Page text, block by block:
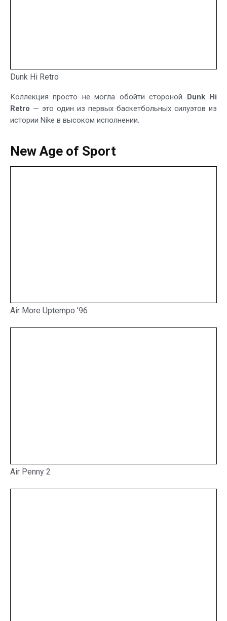
Dunk Hi Retro
Коллекция просто не могла обойти стороной Dunk Hi
Retro — это один из первых баскетбольных силуэтов из
истории Nike в высоком исполнении.
New Age of Sport
Air More Uptempo ’96
Air Penny 2